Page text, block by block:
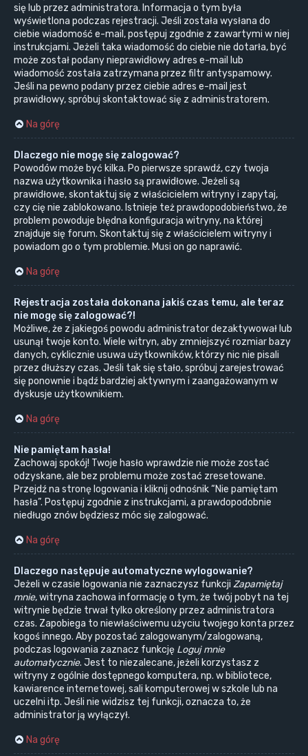
się lub przez administratora. Informacja o tym była
wyświetlona podczas rejestracji. Jeśli została wysłana do
ciebie wiadomość e-mail, postępuj zgodnie z zawartymi w niej
instrukcjami. Jeżeli taka wiadomość do ciebie nie dotarła, być
może został podany nieprawidłowy adres e-mail lub
wiadomość została zatrzymana przez filtr antyspamowy.
Jeśli na pewno podany przez ciebie adres e-mail jest
prawidłowy, spróbuj skontaktować się z administratorem.
Na górę
Dlaczego nie mogę się zalogować?
Powodów może być kilka. Po pierwsze sprawdź, czy twoja
nazwa użytkownika i hasło są prawidłowe. Jeżeli są
prawidłowe, skontaktuj się z właścicielem witryny i zapytaj,
czy cię nie zablokowano. Istnieje też prawdopodobieństwo, że
problem powoduje błędna konfiguracja witryny, na której
znajduje się forum. Skontaktuj się z właścicielem witryny i
powiadom go o tym problemie. Musi on go naprawić.
Na górę
Rejestracja została dokonana jakiś czas temu, ale teraz
nie mogę się zalogować?!
Możliwe, że z jakiegoś powodu administrator dezaktywował lub
usunął twoje konto. Wiele witryn, aby zmniejszyć rozmiar bazy
danych, cyklicznie usuwa użytkowników, którzy nic nie pisali
przez dłuższy czas. Jeśli tak się stało, spróbuj zarejestrować
się ponownie i bądź bardziej aktywnym i zaangażowanym w
dyskusje użytkownikiem.
Na górę
Nie pamiętam hasła!
Zachowaj spokój! Twoje hasło wprawdzie nie może zostać
odzyskane, ale bez problemu może zostać zresetowane.
Przejdź na stronę logowania i kliknij odnośnik “Nie pamiętam
hasła”. Postępuj zgodnie z instrukcjami, a prawdopodobnie
niedługo znów będziesz móc się zalogować.
Na górę
Dlaczego następuje automatyczne wylogowanie?
Jeżeli w czasie logowania nie zaznaczysz funkcji Zapamiętaj
mnie, witryna zachowa informację o tym, że twój pobyt na tej
witrynie będzie trwał tylko określony przez administratora
czas. Zapobiega to niewłaściwemu użyciu twojego konta przez
kogoś innego. Aby pozostać zalogowanym/zalogowaną,
podczas logowania zaznacz funkcję Loguj mnie
automatycznie. Jest to niezalecane, jeżeli korzystasz z
witryny z ogólnie dostępnego komputera, np. w bibliotece,
kawiarence internetowej, sali komputerowej w szkole lub na
uczelni itp. Jeśli nie widzisz tej funkcji, oznacza to, że
administrator ją wyłączył.
Na górę